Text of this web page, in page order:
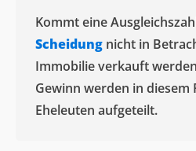
Kommt eine
Scheidung nicht in
Immobilie verkauft
Gewinn werden in diesem
Eheleuten aufgeteilt.​